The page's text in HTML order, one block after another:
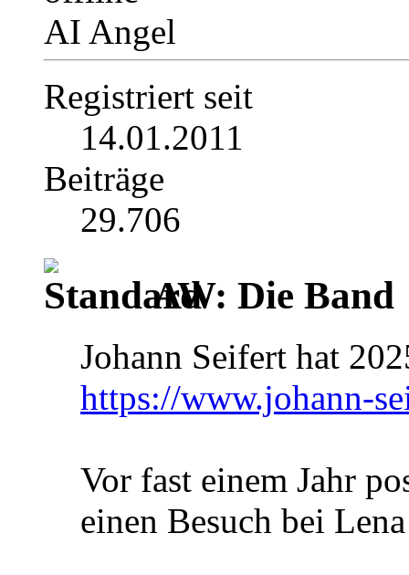
AI Angel
Registriert seit
14.01.2011
Beiträge
29.706
AW: Die Band
Johann Seifert hat
https://www.johann-
Vor fast einem Jahr
einen Besuch bei